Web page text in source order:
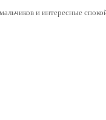
и интересные